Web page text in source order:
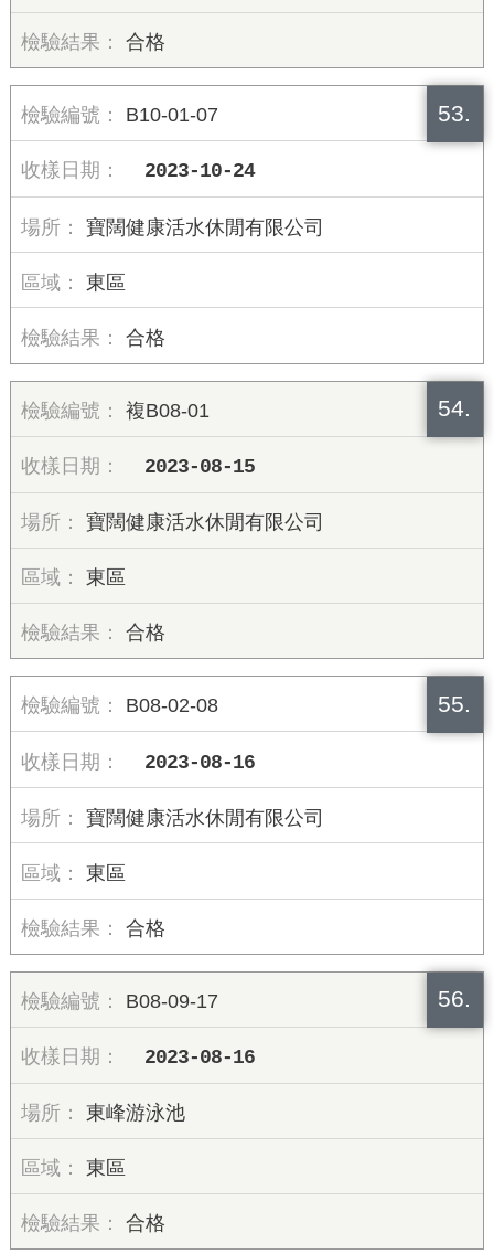
合格
53.
B10-01-07
2023-10-24
寶闊健康活水休閒有限公司
東區
合格
54.
複B08-01
2023-08-15
寶闊健康活水休閒有限公司
東區
合格
55.
B08-02-08
2023-08-16
寶闊健康活水休閒有限公司
東區
合格
56.
B08-09-17
2023-08-16
東峰游泳池
東區
合格